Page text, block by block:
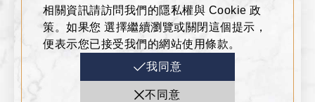
相關資訊請訪問我們的隱私權與 Cookie 政
策。如果您 選擇繼續瀏覽或關閉這個提示，
便表示您已接受我們的網站使用條款。
我同意
不同意
FOLLOW US